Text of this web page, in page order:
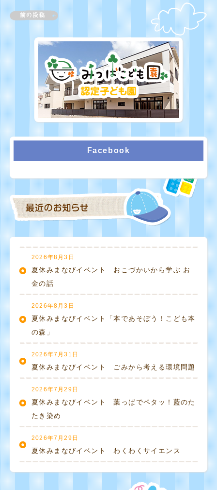
Facebook
2026年8月3日
夏休みまなびイベント おこづかいから学ぶ お
金の話
2026年8月3日
夏休みまなびイベント「本であそぼう！こども本
の森」
2026年7月31日
夏休みまなびイベント ごみから考える環境問題
2026年7月29日
夏休みまなびイベント 葉っぱでペタッ！藍のた
たき染め
2026年7月29日
夏休みまなびイベント わくわくサイエンス